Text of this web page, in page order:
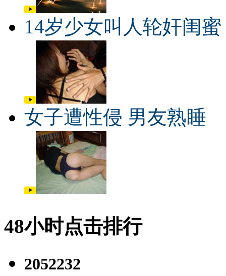
14岁少女叫人轮奸闺蜜
女子遭性侵 男友熟睡
48小时点击排行
2052232